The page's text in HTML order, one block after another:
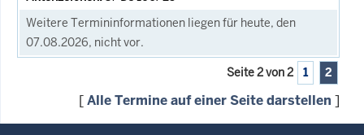
Weitere Termininformationen liegen für heute, den
07.08.2026, nicht vor.
Seite 2 von 2 1 2
[Alle Termine auf einer Seite darstellen ]